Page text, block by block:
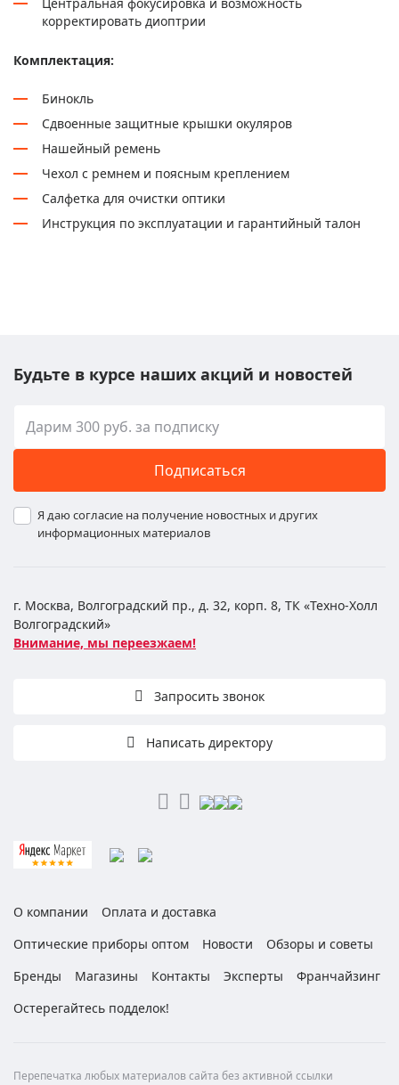
корректировать диоптрии
Комплектация:
Бинокль
Сдвоенные защитные крышки окуляров
Нашейный ремень
Чехол с ремнем и поясным креплением
Салфетка для очистки оптики
Инструкция по эксплуатации и гарантийный талон
Будьте в курсе наших акций и новостей
Подписаться
Я даю согласие на получение новостных и других
информационных материалов
г. Москва, Волгоградский пр., д. 32, корп. 8, ТК «Техно-Холл
Волгоградский»
Внимание, мы переезжаем!
Запросить звонок
Написать директору
О компании
Оплата и доставка
Оптические приборы оптом
Новости
Обзоры и советы
Бренды
Магазины Контакты Эксперты
Франчайзинг
Остерегайтесь подделок!
Перепечатка любых материалов сайта без активной ссылки